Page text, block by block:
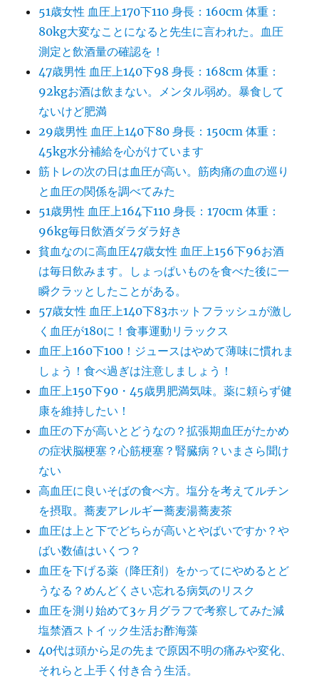
51歳女性 血圧上170下110 身長：160cm 体重：
80kg大変なことになると先生に言われた。血圧
測定と飲酒量の確認を！
47歳男性 血圧上140下98 身長：168cm 体重：
92kgお酒は飲まない。メンタル弱め。暴食して
ないけど肥満
29歳男性 血圧上140下80 身長：150cm 体重：
45kg水分補給を心がけています
筋トレの次の日は血圧が高い。筋肉痛の血の巡り
と血圧の関係を調べてみた
51歳男性 血圧上164下110 身長：170cm 体重：
96kg毎日飲酒ダラダラ好き
貧血なのに高血圧47歳女性 血圧上156下96お酒
は毎日飲みます。しょっぱいものを食べた後に一
瞬クラッとしたことがある。
57歳女性 血圧上140下83ホットフラッシュが激し
く血圧が180に！食事運動リラックス
血圧上160下100！ジュースはやめて薄味に慣れま
しょう！食べ過ぎは注意しましょう！
血圧上150下90・45歳男肥満気味。薬に頼らず健
康を維持したい！
血圧の下が高いとどうなの？拡張期血圧がたかめ
の症状脳梗塞？心筋梗塞？腎臓病？いまさら聞け
ない
高血圧に良いそばの食べ方。塩分を考えてルチン
を摂取。蕎麦アレルギー蕎麦湯蕎麦茶
血圧は上と下でどちらが高いとやばいですか？や
ばい数値はいくつ？
血圧を下げる薬（降圧剤）をかってにやめるとど
うなる？めんどくさい忘れる病気のリスク
血圧を測り始めて3ヶ月グラフで考察してみた減
塩禁酒ストイック生活お酢海藻
40代は頭から足の先まで原因不明の痛みや変化、
それらと上手く付き合う生活。